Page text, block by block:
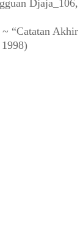
Djaja_106,
“Catatan Akhir